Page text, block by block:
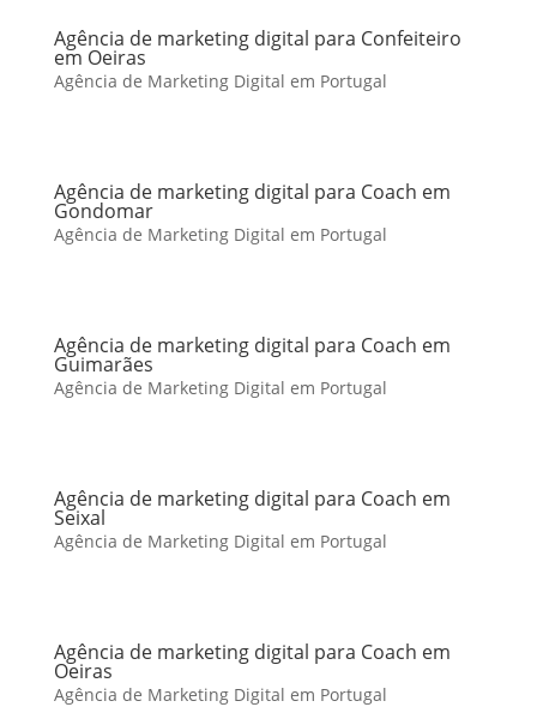
Agência de marketing digital para Confeiteiro
em Oeiras
Agência de Marketing Digital em Portugal
Agência de marketing digital para Coach em
Gondomar
Agência de Marketing Digital em Portugal
Agência de marketing digital para Coach em
Guimarães
Agência de Marketing Digital em Portugal
Agência de marketing digital para Coach em
Seixal
Agência de Marketing Digital em Portugal
Agência de marketing digital para Coach em
Oeiras
Agência de Marketing Digital em Portugal